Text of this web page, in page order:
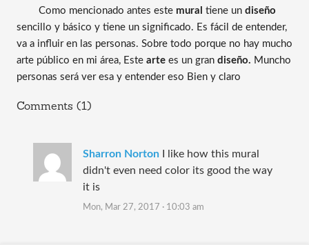
Como mencionado antes este mural tiene un
sencillo y básico y tiene un significado. Es fácil de entender,
va a influir en las personas. Sobre todo porque no hay mucho
arte público en mi área, Este arte es un gran diseño. Muncho
personas será ver esa y entender eso Bien y claro
Comments (1)
Sharron Norton
I like how this mural
didn't even need color its good the way
it is
Mon, Mar 27, 2017 · 10:03 am